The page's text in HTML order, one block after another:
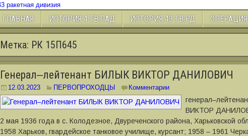
ГЛАВНАЯ ИСТОРИЯ 4 ГВ.ПАД ИСТОРИЯ 43 ГВ.РД
Метка: РК 15П645
Генерал‒лейтенант БИЛЫК ВИКТОР ДАНИЛОВИЧ
12.03.2023 ПЕРВОПРОХОДЦЫ Комментарии
ВИКТОР
2 мая 1936 года в с. Колодезное, Двуреченского района, Харьковской
1958 Харьков, гвардейское танковое училище, курсант; 1958 ‒ 1961